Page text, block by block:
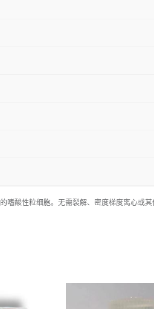
酸性粒细胞。无需裂解、密度梯度离心或